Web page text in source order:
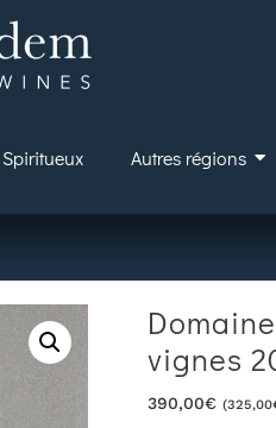
Spiritueux Autres régions
vignes
390,00€ (325,00